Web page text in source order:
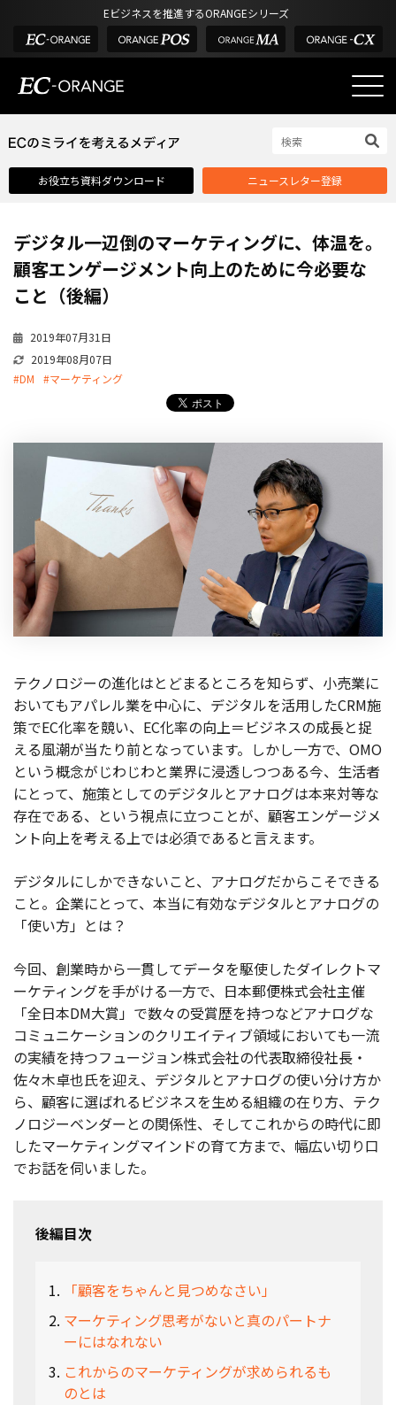
Eビジネスを推進するORANGEシリーズ
選ばれる理由
課題解決例
機能一覧
インフラ環境・サポート
費用
特長
ショッピングモール型 EC
マルチテナント、マルチブランドなど
通販受注対応
ECと通販の連動を可能に
EC運用支援
継続的に結果を出し続けるECサイトへ
スクラッチ開発
内製化支援
補助金活用支援
導入事例
お役立ち記事
03-6432-0346
電話受付：平日 10:00~17:00
お役立ち資料ダウンロード ニュースレター登録
デジタル一辺倒のマーケティングに、体温を。
顧客エンゲージメント向上のために今必要な
こと（後編）
2019年07月31日
2019年08月07日
#DM
#マーケティング
テクノロジーの進化はとどまるところを知らず、小売業に
おいてもアパレル業を中心に、デジタルを活用したCRM施
策でEC化率を競い、EC化率の向上＝ビジネスの成長と捉
える風潮が当たり前となっています。しかし一方で、OMO
という概念がじわじわと業界に浸透しつつある今、生活者
にとって、施策としてのデジタルとアナログは本来対等な
存在である、という視点に立つことが、顧客エンゲージメ
ント向上を考える上では必須であると言えます。
デジタルにしかできないこと、アナログだからこそできる
こと。企業にとって、本当に有効なデジタルとアナログの
「使い方」とは？
今回、創業時から一貫してデータを駆使したダイレクトマ
ーケティングを手がける一方で、日本郵便株式会社主催
「全日本DM大賞」で数々の受賞歴を持つなどアナログな
コミュニケーションのクリエイティブ領域においても一流
の実績を持つフュージョン株式会社の代表取締役社長・
佐々木卓也氏を迎え、デジタルとアナログの使い分け方か
ら、顧客に選ばれるビジネスを生める組織の在り方、テク
ノロジーベンダーとの関係性、そしてこれからの時代に即
したマーケティングマインドの育て方まで、幅広い切り口
でお話を伺いました。
後編目次
「顧客をちゃんと見つめなさい」
マーケティング思考がないと真のパートナ
ーにはなれない
これからのマーケティングが求められるも
のとは